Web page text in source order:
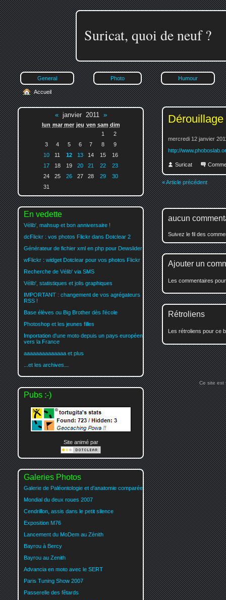
Suricat, quoi de neuf ?
General Photo Humour
mercredi 12 janvier
http://
Suricat
« Article précédent
aucun
Suivez le fil des
Ajouter un
Les commentaires
Rétroliens
Les rétroliens pour ce
Accueil
«janvier 2011 »
lun mar mer jeu ven sam dim
1
2
3
4 5 6 7 8
9
10
11 12 13 14 15
16
17
18 19 20 21 22
23
24
25 26 27 28 29
30
31
En vedette
Vélib', mahsup et bon anniversaire !
dcFlickr : vos photos Flickr dans Dotclear 2
Générateur de fichier xml en php pour Dewslider
wFlickr : widget Dotclear pour vos photos Flickr
Recherche de Vélib' via SMS
Vélib', statistiques et jolis graphiques
IMPORTANT : changement de vos agrégateurs
RSS !
Base élèves ou Big Brother dès l'école
Photoshop et les jeunes filles
Importation d'une moto depuis un pays européen
vers la France
aaaaaaaaaaaaaa et plus
...et les archives...
Pubs :-)
Site animé par
Galeries Photos
Galerie de Paléontologie et d'anatomie comparée
Mondial du deux roues 2007
Cendrillon, assis dans le petit silence
Exposition M76
Lancement du MoDem au Zénith
Bayrou à Bercy
Bayrou au Zenith
Advancia en moto avec le SERT
Paris Tuning Show 2007
Passerelle des fêtards
Ce site est